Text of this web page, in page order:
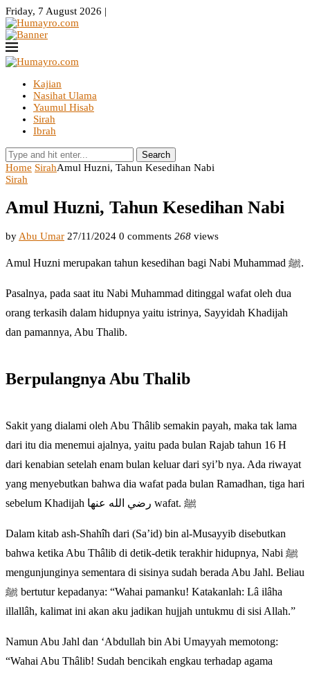
Friday, 7 August 2026 |
Kajian
Nasihat Ulama
Yaumul Hisab
Sirah
Ibrah
Search
Home SirahAmul Huzni, Tahun Kesedihan Nabi
Sirah
Amul Huzni, Tahun Kesedihan Nabi
by Abu Umar 27/11/2024 0 comments 268 views
Amul Huzni merupakan tahun kesedihan bagi Nabi Muhammad ﷺ.
Pasalnya, pada saat itu Nabi Muhammad ditinggal wafat oleh dua
orang terkasih dalam hidupnya yaitu istrinya, Sayyidah Khadijah
dan pamannya, Abu Thalib.
Berpulangnya Abu Thalib
Sakit yang dialami oleh Abu Thâlib semakin payah, maka tak lama
dari itu dia menemui ajalnya, yaitu pada bulan Rajab tahun 16 H
dari kenabian setelah enam bulan keluar dari syi’b nya. Ada riwayat
yang menyebutkan bahwa dia wafat pada bulan Ramadhan, tiga hari
sebelum Khadijah رضي الله عنها wafat. ﷺ
Dalam kitab ash-Shahîh dari (Sa’id) bin al-Musayyib disebutkan
bahwa ketika Abu Thâlib di detik-detik terakhir hidupnya, Nabi ﷺ
mengunjunginya sementara di sisinya sudah berada Abu Jahl. Beliau
ﷺ bertutur kepadanya: “Wahai pamanku! Katakanlah: Lâ ilâha
illallâh, kalimat ini akan aku jadikan hujjah untukmu di sisi Allah.”
Namun Abu Jahl dan ‘Abdullah bin Abi Umayyah memotong:
“Wahai Abu Thâlib! Sudah bencikah engkau terhadap agama